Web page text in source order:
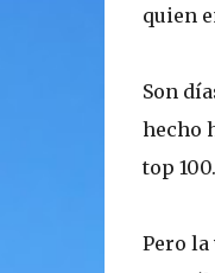
quien
Son
hecho
top
Pero